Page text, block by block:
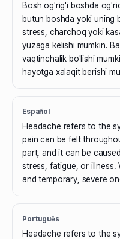
Bosh og'rig'i boshda
butun boshda yoki uning
stress, charchoq yoki
yuzaga kelishi mumkin.
vaqtinchalik bo'lishi
hayotga xalaqit berishi
Español
Headache refers to the
pain can be felt
part, and it can be
stress, fatigue, or illness.
and temporary, severe
Português
Headache refers to the